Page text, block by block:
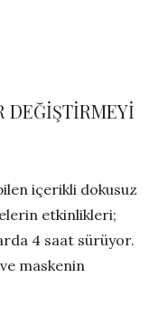
DEĞİŞTİRMEYİ
içerikli dokusuz
etkinlikleri;
4 saat sürüyor.
maskenin